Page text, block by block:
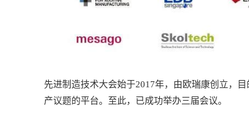
先进制造技术大会始于2017年，由欧瑞康创立，
产议题的平台。至此，已成功举办三届会议。